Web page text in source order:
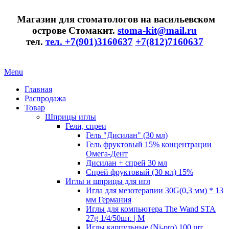
Магазин для стоматологов на васильевском
острове Стомакит. stoma-kit@mail.ru
тел. тел. +7(901)3160637 +7(812)7160637
Menu
Главная
Распродажа
Товар
Шприцы иглы
Гели, спреи
Гель "Дисилан" (30 мл)
Гель фруктовый 15% концентрации
Омега-Дент
Дисилан + спрей 30 мл
Спрей фруктовый (30 мл) 15%
Иглы и шприцы для игл
Игла для мезотерапии 30G(0,3 мм) * 13
мм Германия
Иглы для компьютера The Wand STA
27g 1/4/50шт. | M
Иглы карпульные (Ni-pro) 100 шт.